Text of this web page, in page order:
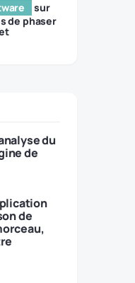
sur
de phaser
du
de
de